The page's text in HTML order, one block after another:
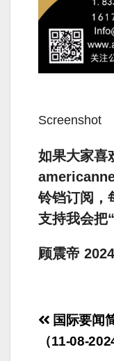
Screenshot
如果大家喜
铃铛订阅，
支持我会把
顾震帝
Post
国际要闻
（11-08-